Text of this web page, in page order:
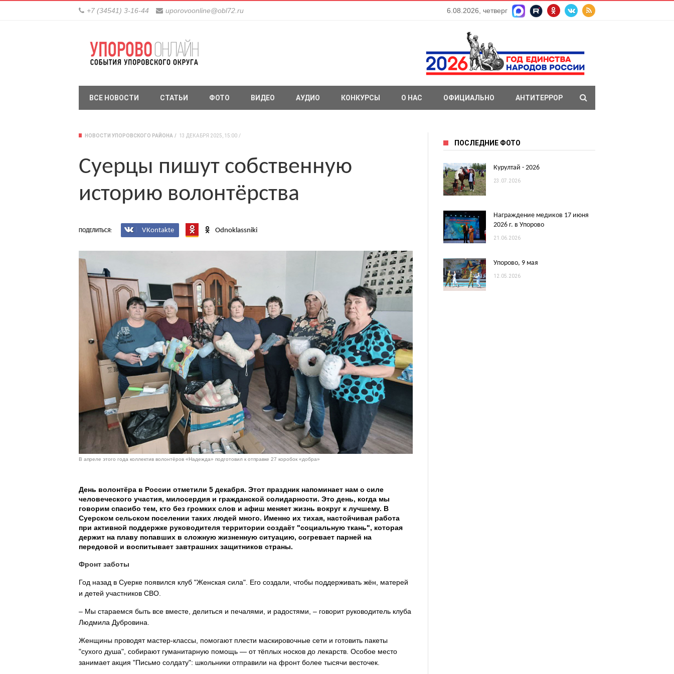
+7 (34541) 3-16-44 uporovoonline@obl72.ru 6.08.2026, четверг
ВСЕ НОВОСТИ СТАТЬИ ФОТО ВИДЕО АУДИО КОНКУРСЫ О НАС ОФИЦИАЛЬНО АНТИТЕРРОР
НОВОСТИ УПОРОВСКОГО РАЙОНА 13 ДЕКАБРЯ 2025, 15:00
Суерцы пишут собственную
историю волонтёрства
ПОДЕЛИТЬСЯ: VKontakte Odnoklassniki
В апреле этого года коллектив волонтёров «Надежда» подготовил к отправке 27 коробок «добра»
День волонтёра в России отметили 5 декабря. Этот праздник напоминает нам о силе
человеческого участия, милосердия и гражданской солидарности. Это день, когда мы
говорим спасибо тем, кто без громких слов и афиш меняет жизнь вокруг к лучшему. В
Суерском сельском поселении таких людей много. Именно их тихая, настойчивая работа
при активной поддержке руководителя территории создаёт "социальную ткань", которая
держит на плаву попавших в сложную жизненную ситуацию, согревает парней на
передовой и воспитывает завтрашних защитников страны.
Фронт заботы
Год назад в Суерке появился клуб "Женская сила". Его создали, чтобы поддерживать жён, матерей
и детей участников СВО.
– Мы стараемся быть все вместе, делиться и печалями, и радостями, – говорит руководитель клуба
Людмила Дубровина.
Женщины проводят мастер-классы, помогают плести маскировочные сети и готовить пакеты
"сухого душа", собирают гуманитарную помощь — от тёплых носков до лекарств. Особое место
занимает акция "Письмо солдату": школьники отправили на фронт более тысячи весточек.
ПОСЛЕДНИЕ ФОТО
Курултай - 2026
23.07.2026
Награждение медиков 17 июня
2026 г. в Упорово
21.06.2026
Упорово, 9 мая
12.05.2026